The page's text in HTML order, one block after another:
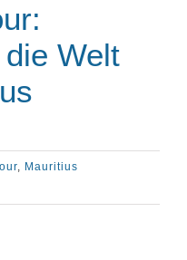
Welt
, Mauritius